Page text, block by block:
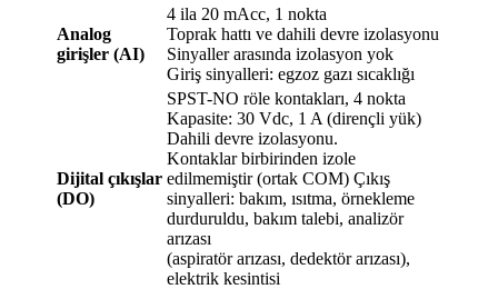
Analog
girişler (AI)
4 ila 20 mAcc, 1 nokta
Toprak hattı ve dahili devre izolasyonu
Sinyaller arasında izolasyon yok
Giriş sinyalleri: egzoz gazı sıcaklığı
Dijital çıkışlar
(DO)
SPST-NO röle kontakları, 4 nokta
Kapasite: 30 Vdc, 1 A (dirençli yük)
Dahili devre izolasyonu.
Kontaklar birbirinden izole
edilmemiştir (ortak COM) Çıkış
sinyalleri: bakım, ısıtma, örnekleme
durduruldu, bakım talebi, analizör
arızası
(aspiratör arızası, dedektör arızası),
elektrik kesintisi